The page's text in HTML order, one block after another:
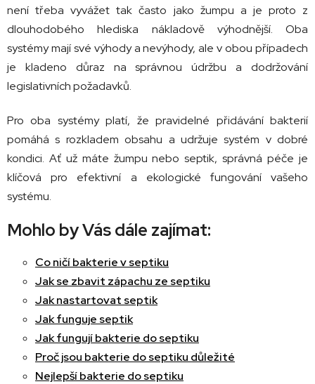
není třeba vyvážet tak často jako žumpu a je proto z
dlouhodobého hlediska nákladově výhodnější. Oba
systémy mají své výhody a nevýhody, ale v obou případech
je kladeno důraz na správnou údržbu a dodržování
legislativních požadavků.
Pro oba systémy platí, že pravidelné přidávání bakterií
pomáhá s rozkladem obsahu a udržuje systém v dobré
kondici. Ať už máte žumpu nebo septik, správná péče je
klíčová pro efektivní a ekologické fungování vašeho
systému.
Mohlo by Vás dále zajímat:
Co ničí bakterie v septiku
Jak se zbavit zápachu ze septiku
Jak nastartovat septik
Jak funguje septik
Jak fungují bakterie do septiku
Proč jsou bakterie do septiku důležité
Nejlepší bakterie do septiku